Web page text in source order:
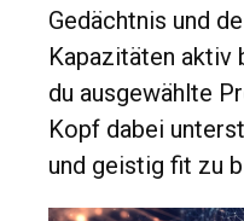
Gedächtnis und
Kapazitäten aktiv
du ausgewählte
Kopf dabei
und geistig fit zu